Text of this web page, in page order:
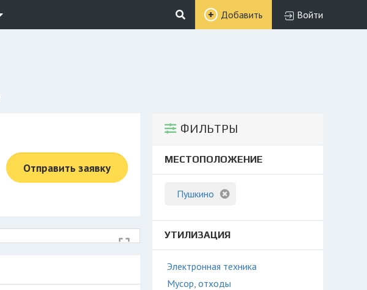
Добавить Войти
ФИЛЬТРЫ
МЕСТОПОЛОЖЕНИЕ
Пушкино
УТИЛИЗАЦИЯ
Электронная техника
Мусор, отходы
Отправить заявку